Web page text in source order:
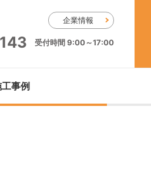
企業情報
受付時間 9:00～17:00
事例